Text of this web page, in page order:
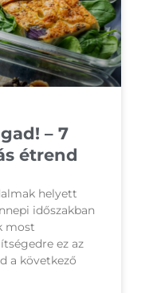
– 7
étrend
helyett
időszakban
most
ez az
a következő